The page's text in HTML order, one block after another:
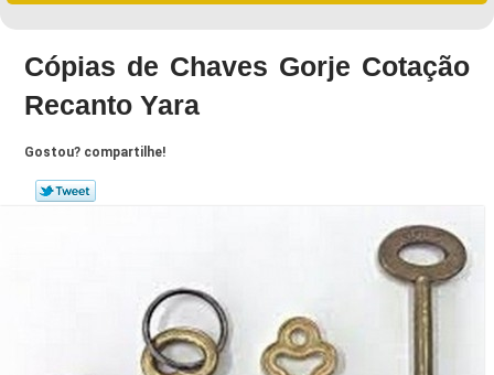
Cópias de Chaves Gorje Cotação
Recanto Yara
Gostou? compartilhe!